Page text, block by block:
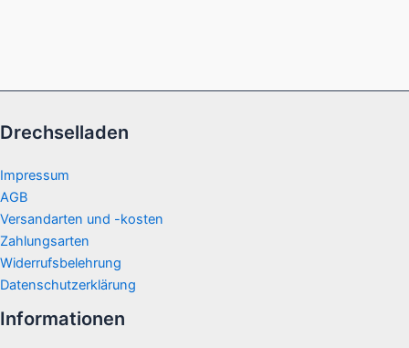
Drechselladen
Impressum
AGB
Versandarten und -kosten
Zahlungsarten
Widerrufsbelehrung
Datenschutzerklärung
Informationen